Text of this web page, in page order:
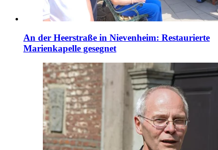
An der Heerstraße in Nievenheim: Restaurierte
Marienkapelle gesegnet